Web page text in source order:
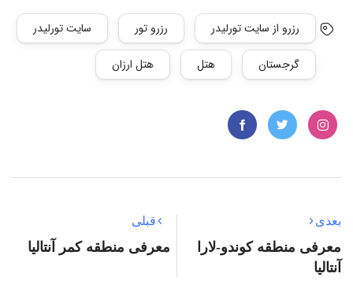
رزرو از سایت تورلیدر رزرو تور سایت تورلیدر
گرجستان هتل هتل ارزان
قبلی
معرفی منطقه کمر آنتالیا
بعدی
معرفی منطقه کوندو-لارا
آنتالیا